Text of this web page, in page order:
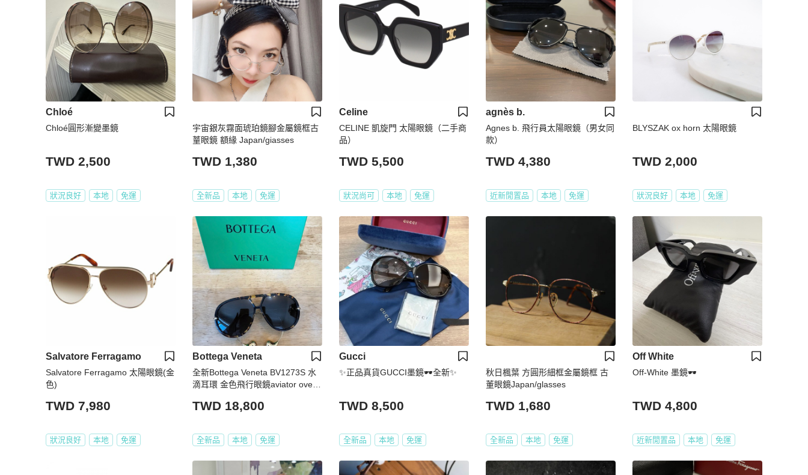
Chloé
Chloé圓形漸變墨鏡
TWD 2,500
狀況良好 本地 免運
宇宙銀灰霧面琥珀鏡腳金屬鏡框古
蕫眼鏡 額緣 Japan/giasses
TWD 1,380
全新品 本地 免運
Celine
CELINE 凱旋門 太陽眼鏡（二手商
品）
TWD 5,500
狀況尚可 本地 免運
agnès b.
Agnes b. 飛行員太陽眼鏡（男女同
款）
TWD 4,380
近新閒置品 本地 免運
BLYSZAK ox horn 太陽眼鏡
TWD 2,000
狀況良好 本地 免運
Salvatore Ferragamo
Salvatore Ferragamo 太陽眼鏡(金
色)
TWD 7,980
狀況良好 本地 免運
Bottega Veneta
全新Bottega Veneta BV1273S 水
滴耳環 金色飛行眼鏡aviator oversi
TWD 18,800
全新品 本地 免運
Gucci
✨正品真貨GUCCI墨鏡🕶️全新✨
TWD 8,500
全新品 本地 免運
秋日楓葉 方圓形細框金屬鏡框 古
董眼鏡Japan/glasses
TWD 1,680
全新品 本地 免運
Off White
Off-White 墨鏡🕶️
TWD 4,800
近新閒置品 本地 免運